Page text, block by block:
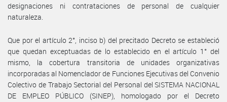
designaciones ni contrataciones de personal de cualquier
naturaleza.
Que por el artículo 2°, inciso b) del precitado Decreto se estableció
que quedan exceptuadas de lo establecido en el artículo 1° del
mismo, la cobertura transitoria de unidades organizativas
incorporadas al Nomenclador de Funciones Ejecutivas del Convenio
Colectivo de Trabajo Sectorial del Personal del SISTEMA NACIONAL
DE EMPLEO PÚBLICO (SINEP), homologado por el Decreto